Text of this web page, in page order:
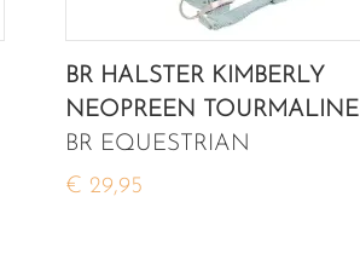
BR HALSTER KIMBERLY
NEOPREEN TOURMALINE
BR EQUESTRIAN
€ 29,95